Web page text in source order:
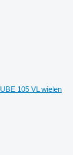
105 VL wielen